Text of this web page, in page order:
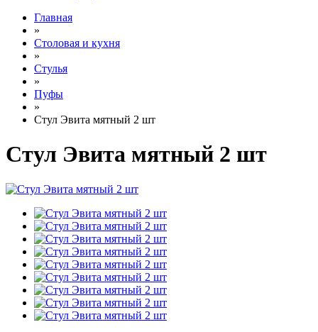
Главная
»
Столовая и кухня
»
Стулья
»
Пуфы
»
Стул Эвита мятный 2 шт
Стул Эвита мятный 2 шт